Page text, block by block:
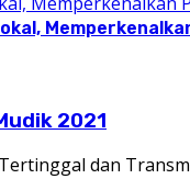
2021
dan